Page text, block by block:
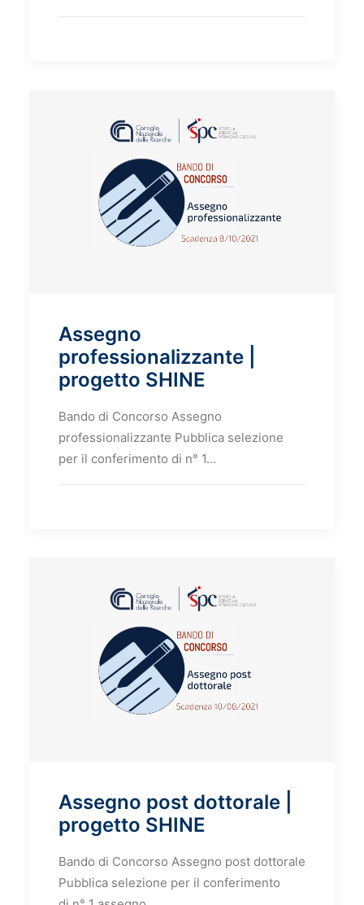
Assegno
professionalizzante |
progetto SHINE
Bando di Concorso Assegno
professionalizzante Pubblica selezione
per il conferimento di n° 1…
Assegno post dottorale |
progetto SHINE
Bando di Concorso Assegno post dottorale
Pubblica selezione per il conferimento